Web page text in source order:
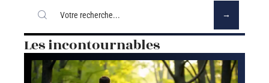
Les incontournables